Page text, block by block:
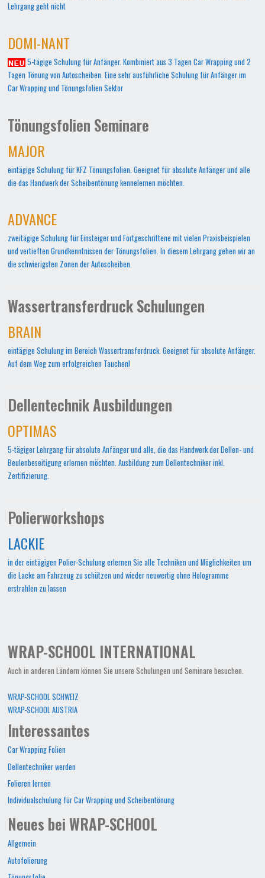
Lehrgang geht nicht
DOMI-NANT
5-tägige Schulung für Anfänger. Kombiniert aus 3 Tagen Car Wrapping und 2
Tagen Tönung von Autoscheiben. Eine sehr ausführliche Schulung für Anfänger im
Car Wrapping und Tönungsfolien Sektor
Tönungsfolien Seminare
MAJOR
eintägige Schulung für KFZ Tönungsfolien. Geeignet für absolute Anfänger und alle
die das Handwerk der Scheibentönung kennelernen möchten.
ADVANCE
zweitägige Schulung für Einsteiger und Fortgeschrittene mit vielen Praxisbeispielen
und vertieften Grundkenntnissen der Tönungsfolien. In diesem Lehrgang gehen wir an
die schwierigsten Zonen der Autoscheiben.
Wassertransferdruck Schulungen
BRAIN
eintägige Schulung im Bereich Wassertransferdruck. Geeignet für absolute Anfänger.
Auf dem Weg zum erfolgreichen Tauchen!
Dellentechnik Ausbildungen
OPTIMAS
5-tägiger Lehrgang für absolute Anfänger und alle, die das Handwerk der Dellen- und
Beulenbeseitigung erlernen möchten. Ausbildung zum Dellentechniker inkl.
Zertifizierung.
Polierworkshops
LACKIE
in der eintägigen Polier-Schulung erlernen Sie alle Techniken und Möglichkeiten um
die Lacke am Fahrzeug zu schützen und wieder neuwertig ohne Hologramme
erstrahlen zu lassen
WRAP-SCHOOL INTERNATIONAL
Auch in anderen Ländern können Sie unsere Schulungen und Seminare besuchen.
WRAP-SCHOOL SCHWEIZ
WRAP-SCHOOL AUSTRIA
Interessantes
Car Wrapping Folien
Dellentechniker werden
Folieren lernen
Individualschulung für Car Wrapping und Scheibentönung
Neues bei WRAP-SCHOOL
Allgemein
Autofolierung